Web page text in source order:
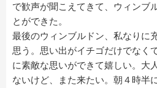
で歓声が聞こえてきて、ウィンブ
とができた。
最後のウィンブルドン、私なりに
思う。思い出がイチゴだけでなく
に素敵な思いができて嬉しい。大
ないけど、また来たい。朝４時半